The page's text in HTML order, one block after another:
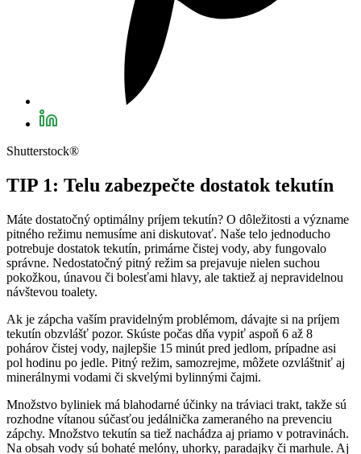
Shutterstock®
TIP 1: Telu zabezpečte dostatok tekutín
Máte dostatočný optimálny príjem tekutín? O dôležitosti a význame
pitného režimu nemusíme ani diskutovať. Naše telo jednoducho
potrebuje dostatok tekutín, primárne čistej vody, aby fungovalo
správne. Nedostatočný pitný režim sa prejavuje nielen suchou
pokožkou, únavou či bolesťami hlavy, ale taktiež aj nepravidelnou
návštevou toalety.
Ak je zápcha vaším pravidelným problémom, dávajte si na príjem
tekutín obzvlášť pozor. Skúste počas dňa vypiť aspoň 6 až 8
pohárov čistej vody, najlepšie 15 minút pred jedlom, prípadne asi
pol hodinu po jedle. Pitný režim, samozrejme, môžete ozvláštniť aj
minerálnymi vodami či skvelými bylinnými čajmi.
Množstvo byliniek má blahodarné účinky na tráviaci trakt, takže sú
rozhodne vítanou súčasťou jedálnička zameraného na prevenciu
zápchy. Množstvo tekutín sa tiež nachádza aj priamo v potravinách.
Na obsah vody sú bohaté melóny, uhorky, paradajky či marhule. Aj